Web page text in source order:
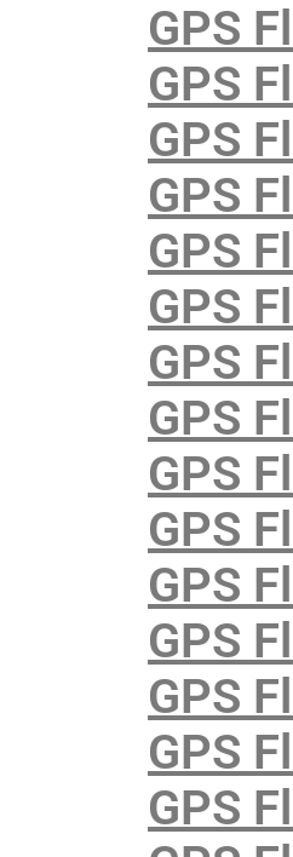
GPS
GPS
GPS
GPS
GPS
GPS
GPS
GPS
GPS
GPS
GPS
GPS
GPS
GPS
GPS